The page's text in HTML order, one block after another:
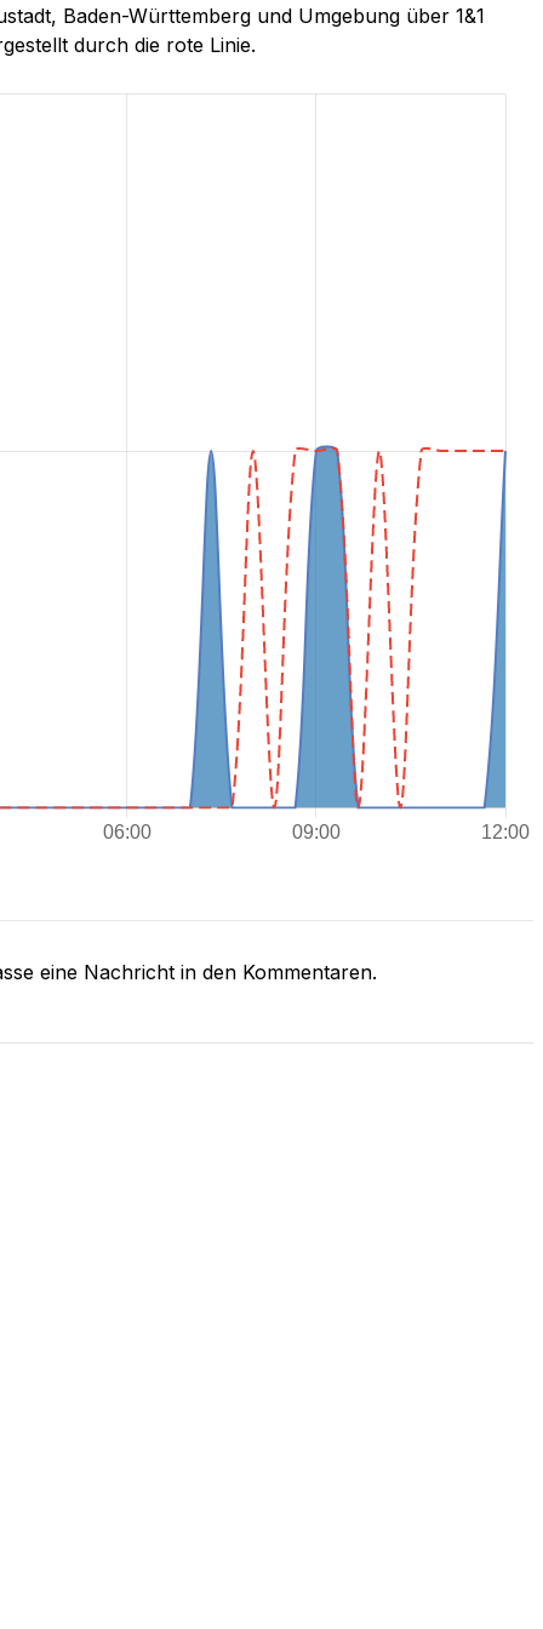
Baden-Württemberg und Umgebung über 1&1
durch die rote Linie.
eine Nachricht in den Kommentaren.